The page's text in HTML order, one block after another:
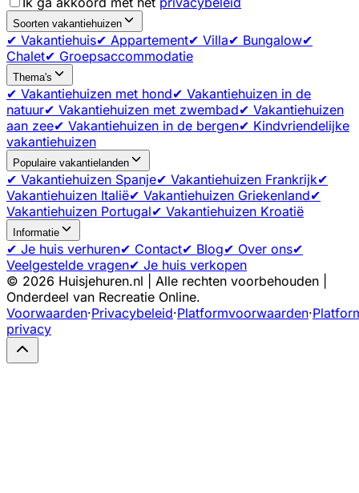
Soorten vakantiehuizen
✔ Vakantiehuis✔ Appartement✔ Villa✔ Bungalow✔
Chalet✔ Groepsaccommodatie
Thema's
✔ Vakantiehuizen met hond✔ Vakantiehuizen in de
natuur✔ Vakantiehuizen met zwembad✔ Vakantiehuizen
aan zee✔ Vakantiehuizen in de bergen✔ Kindvriendelijke
vakantiehuizen
Populaire vakantielanden
✔ Vakantiehuizen Spanje✔ Vakantiehuizen Frankrijk✔
Vakantiehuizen Italië✔ Vakantiehuizen Griekenland✔
Vakantiehuizen Portugal✔ Vakantiehuizen Kroatië
Informatie
✔ Je huis verhuren✔ Contact✔ Blog✔ Over ons✔
Veelgestelde vragen✔ Je huis verkopen
© 2026 Huisjehuren.nl | Alle rechten voorbehouden |
Onderdeel van Recreatie Online.
Voorwaarden·Privacybeleid·Platformvoorwaarden·
privacy